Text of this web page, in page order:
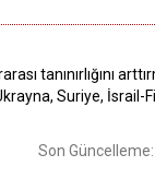
tanınırlığını
Suriye, İsrail-
Son